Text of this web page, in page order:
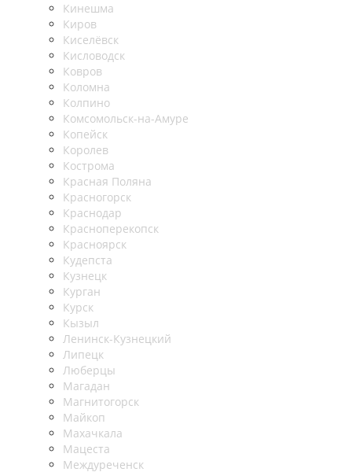
Кинешма
Киров
Киселёвск
Кисловодск
Ковров
Коломна
Колпино
Комсомольск-на-Амуре
Копейск
Королев
Кострома
Красная Поляна
Красногорск
Краснодар
Красноперекопск
Красноярск
Кудепста
Кузнецк
Курган
Курск
Кызыл
Ленинск-Кузнецкий
Липецк
Люберцы
Магадан
Магнитогорск
Майкоп
Махачкала
Мацеста
Междуреченск